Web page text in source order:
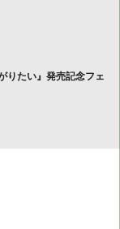
りたい』発売記念フェ